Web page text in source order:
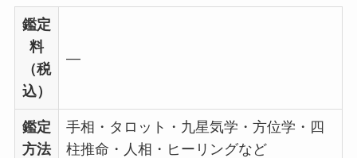
鑑定
料
（税
込）
―
鑑定
方法
手相・タロット・九星気学・方位学・四
柱推命・人相・ヒーリングなど